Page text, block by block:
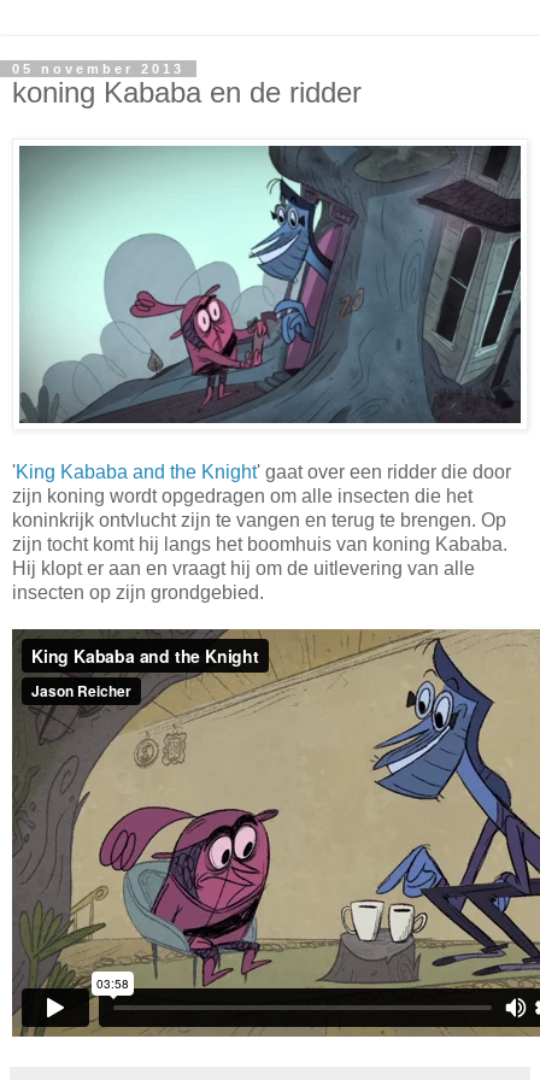
05 november 2013
koning Kababa en de ridder
'King Kababa and the Knight' gaat over een ridder die door
zijn koning wordt opgedragen om alle insecten die het
koninkrijk ontvlucht zijn te vangen en terug te brengen. Op
zijn tocht komt hij langs het boomhuis van koning Kababa.
Hij klopt er aan en vraagt hij om de uitlevering van alle
insecten op zijn grondgebied.